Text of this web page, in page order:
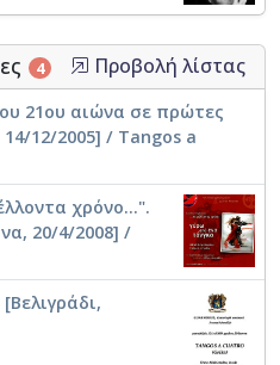
for piano,
bass
4 Προβολή λίστας
21ου αιώνα σε πρώτες
12/2005] / Tangos a
χρόνο...".
20/4/2008] /